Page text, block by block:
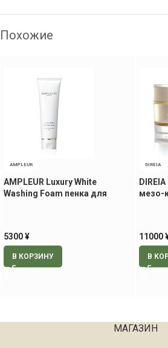
Похожие
AMPLEUR
AMPLEUR Luxury White
Washing Foam пенка для
5300¥
В КОРЗИНУ
DIREIA
мезо-
11000
В
МАГАЗИН